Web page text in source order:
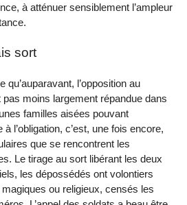
à atténuer sensiblement l’ampleur
sort
l’opposition au
pas moins largement répandue dans
familles aisées pouvant
l’obligation, c’est, une fois encore,
que se rencontrent les
Le tirage au sort libérant les deux
les dépossédés ont volontiers
ou religieux, censés les